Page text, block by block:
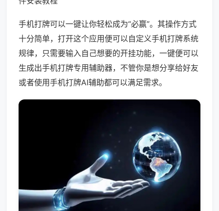
手机打牌可以一键让你轻松成为“必赢”。其操作方式
十分简单，打开这个应用便可以自定义手机打牌系统
规律，只需要输入自己想要的开挂功能，一键便可以
生成出手机打牌专用辅助器，不管你是想分享给好友
或者使用手机打牌AI辅助都可以满足需求。